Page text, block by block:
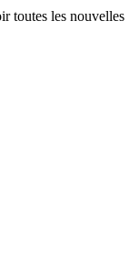
toutes les nouvelles